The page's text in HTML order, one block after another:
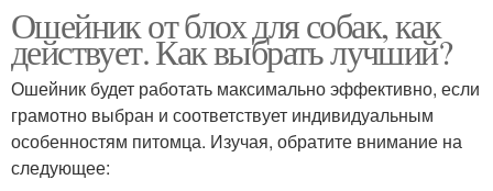
Ошейник от блох для собак, как
действует. Как выбрать лучший?
Ошейник будет работать максимально эффективно, если
грамотно выбран и соответствует индивидуальным
особенностям питомца. Изучая, обратите внимание на
следующее: